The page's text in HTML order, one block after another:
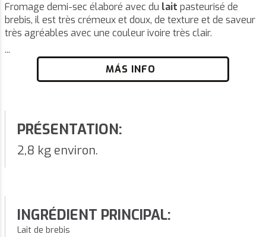
Fromage demi-sec élaboré avec du lait pasteurisé de
brebis, il est très crémeux et doux, de texture et de saveur
très agréables avec une couleur ivoire très clair.
...
MÁS INFO
PRÉSENTATION:
2,8 kg environ.
INGRÉDIENT PRINCIPAL:
Lait de brebis